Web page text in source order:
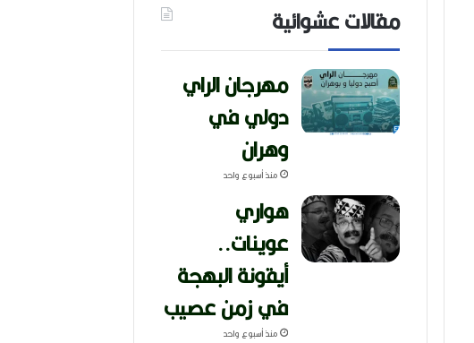
مقالات عشوائية
مهرجان الراي
دولي في
وهران
منذ أسبوع واحد
هواري
عوينات..
أيقونة البهجة
في زمن عصيب
منذ أسبوع واحد